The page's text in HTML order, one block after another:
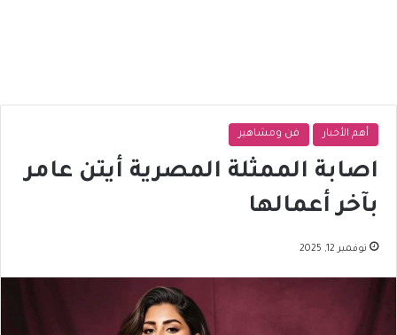
أهم الأخبار فن ومشاهير
اصابة الممثلة المصرية أيتن عامر
بآخر أعمالها
نوفمبر 12, 2025